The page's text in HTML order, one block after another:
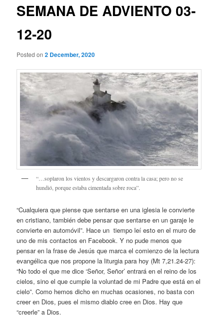
SEMANA DE ADVIENTO 03-
12-20
Posted on2 December, 2020
“…soplaron los vientos y descargaron contra la casa; pero no se
hundió, porque estaba cimentada sobre roca”.
“Cualquiera que piense que sentarse en una iglesia le convierte
en cristiano, también debe pensar que sentarse en un garaje le
convierte en automóvil”. Hace un tiempo leí esto en el muro de
uno de mis contactos en Facebook. Y no pude menos que
pensar en la frase de Jesús que marca el comienzo de la lectura
evangélica que nos propone la liturgia para hoy (Mt 7,21.24-27):
“No todo el que me dice ‘Señor, Señor’ entrará en el reino de los
cielos, sino el que cumple la voluntad de mi Padre que está en el
cielo”. Como hemos dicho en muchas ocasiones, no basta con
creer en Dios, pues el mismo diablo cree en Dios. Hay que
“creerle” a Dios.